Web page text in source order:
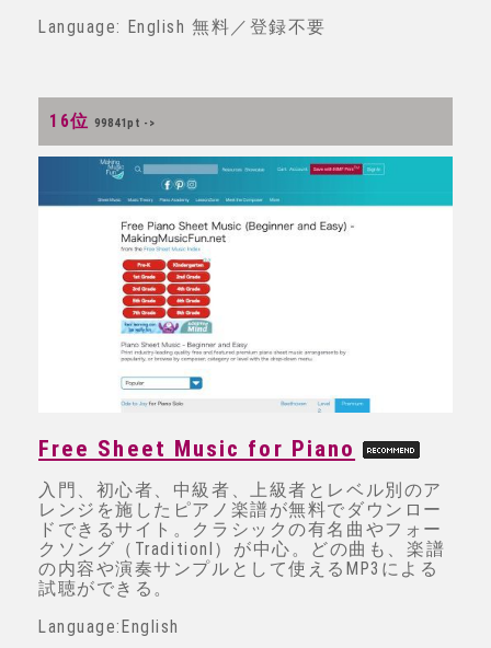
Language: English 無料／登録不要
16位 99841pt ->
Free Sheet Music for Piano
入門、初心者、中級者、上級者とレベル別のア
レンジを施したピアノ楽譜が無料でダウンロー
ドできるサイト。クラシックの有名曲やフォー
クソング（Traditionl）が中心。どの曲も、楽譜
の内容や演奏サンプルとして使えるMP3による
試聴ができる。
Language:English